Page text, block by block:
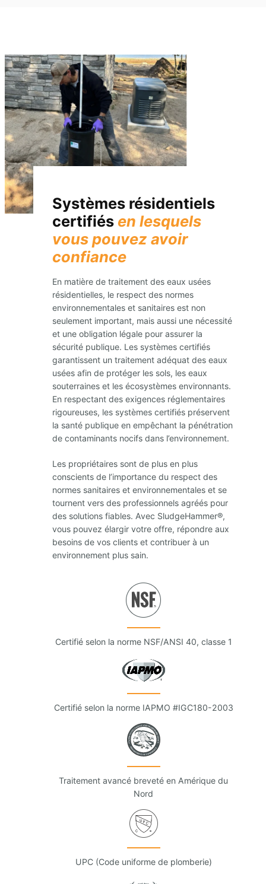
Systèmes résidentiels
certifiésen lesquels
vous pouvez avoir
confiance
En matière de traitement des eaux usées
résidentielles, le respect des normes
environnementales et sanitaires est non
seulement important, mais aussi une nécessité
et une obligation légale pour assurer la
sécurité publique. Les systèmes certifiés
garantissent un traitement adéquat des eaux
usées afin de protéger les sols, les eaux
souterraines et les écosystèmes environnants.
En respectant des exigences réglementaires
rigoureuses, les systèmes certifiés préservent
la santé publique en empêchant la pénétration
de contaminants nocifs dans l’environnement.
Les propriétaires sont de plus en plus
conscients de l’importance du respect des
normes sanitaires et environnementales et se
tournent vers des professionnels agréés pour
des solutions fiables. Avec SludgeHammer®,
vous pouvez élargir votre offre, répondre aux
besoins de vos clients et contribuer à un
environnement plus sain.
Certifié selon la norme NSF/ANSI 40, classe 1
Certifié selon la norme IAPMO #IGC180-2003
Traitement avancé breveté en Amérique du
Nord
UPC (Code uniforme de plomberie)